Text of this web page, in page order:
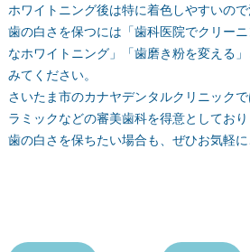
ホワイトニング後は特に着色しやすいので
歯の白さを保つには「歯科医院でクリー
なホワイトニング」「歯磨き粉を変える
みてください。
さいたま市のカナヤデンタルクリニック
ラミックなどの審美歯科を得意としており
歯の白さを保ちたい場合も、ぜひお気軽に